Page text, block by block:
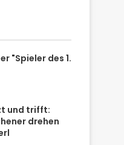
"Spieler des 1.
und trifft:
drehen